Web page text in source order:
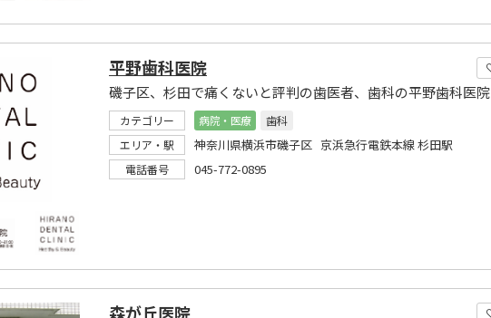
平野歯科医院
磯子区、杉田で痛くないと評判の歯医者、歯科の平野歯科医院
カテゴリー 病院・医療
歯科
エリア・駅
神奈川県横浜市磯子区 京浜急行電鉄本線 杉田駅
電話番号 045-772-0895
森が丘医院